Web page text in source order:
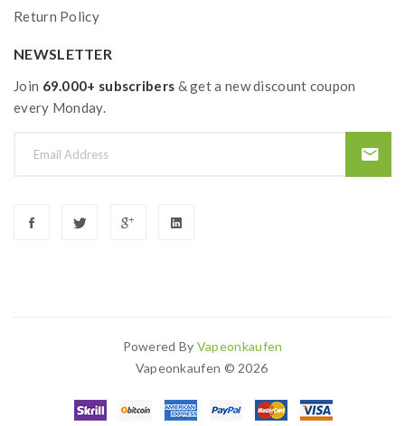
Return Policy
NEWSLETTER
Join 69.000+ subscribers & get a new discount coupon
every Monday.
Powered By Vapeonkaufen
Vapeonkaufen © 2026